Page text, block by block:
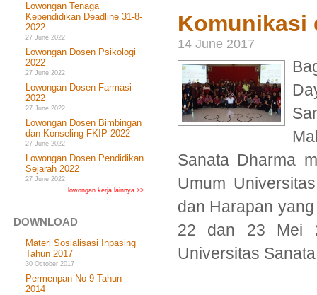
Lowongan Tenaga
Kependidikan Deadline 31-8-
2022
27 June 2022
Lowongan Dosen Psikologi
2022
27 June 2022
Lowongan Dosen Farmasi
2022
27 June 2022
Lowongan Dosen Bimbingan
dan Konseling FKIP 2022
27 June 2022
Lowongan Dosen Pendidikan
Sejarah 2022
27 June 2022
lowongan kerja lainnya >>
DOWNLOAD
Materi Sosialisasi Inpasing
Tahun 2017
30 October 2017
Permenpan No 9 Tahun
2014
Komunikasi
14 June 2017
Sanata Dharma
Umum
dan Harapan
22 dan 23 Mei
Universitas